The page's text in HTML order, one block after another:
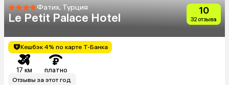
Фатих, Турция
Le Petit Palace Hotel
10
32 отзыва
Кешбэк 4% по карте Т-Банка
17 км платно
Отзывы за этот год